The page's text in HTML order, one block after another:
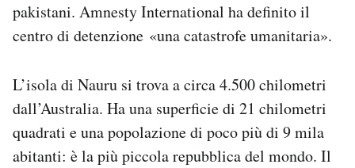
pakistani. Amnesty International ha definito il
centro di detenzione «una catastrofe umanitaria».
L’isola di Nauru si trova a circa 4.500 chilometri
dall’Australia. Ha una superficie di 21 chilometri
quadrati e una popolazione di poco più di 9 mila
abitanti: è la più piccola repubblica del mondo. Il